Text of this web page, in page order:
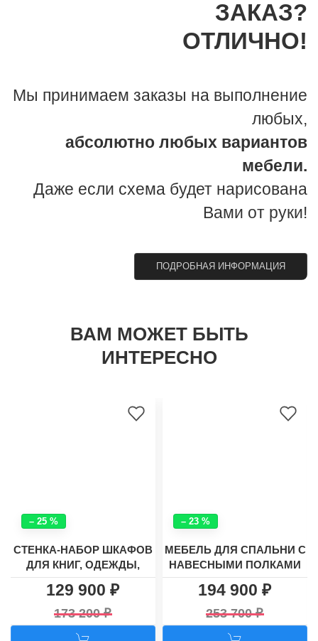
ЗАКАЗ?
ОТЛИЧНО!
Мы принимаем заказы на выполнение
любых,
абсолютно любых вариантов
мебели.
Даже если схема будет нарисована
Вами от руки!
ПОДРОБНАЯ ИНФОРМАЦИЯ
ВАМ МОЖЕТ БЫТЬ
ИНТЕРЕСНО
– 25 %
СТЕНКА-НАБОР ШКАФОВ
ДЛЯ КНИГ, ОДЕЖДЫ,
ПОСУДЫ И ТЕЛЕВИЗОРА
ХАСКИ - 27
129 900
173 200
– 23 %
МЕБЕЛЬ ДЛЯ СПАЛЬНИ С
НАВЕСНЫМИ ПОЛКАМИ
И УГЛОВЫМ ШКАФОМ
"ЛАУНЧ 3"
194 900
253 700